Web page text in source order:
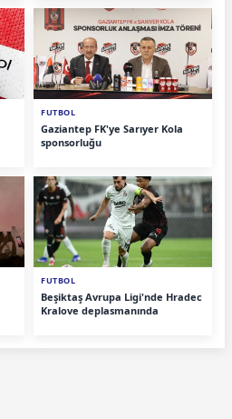
FUTBOL
Gaziantep FK'ye Sarıyer Kola
sponsorluğu
FUTBOL
Beşiktaş Avrupa Ligi'nde Hradec
Kralove deplasmanında